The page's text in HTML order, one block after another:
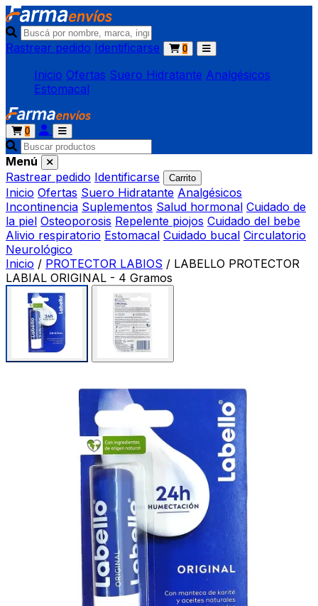
Rastrear pedido Identificarse 0
Inicio Ofertas Suero Hidratante Analgésicos
Estomacal
0
Menú
Rastrear pedido Identificarse Carrito
Inicio Ofertas Suero Hidratante Analgésicos
Incontinencia Suplementos Salud hormonal Cuidado de
la piel Osteoporosis Repelente piojos Cuidado del bebe
Alivio respiratorio Estomacal Cuidado bucal Circulatorio
Neurológico
Inicio / PROTECTOR LABIOS / LABELLO PROTECTOR
LABIAL ORIGINAL - 4 Gramos